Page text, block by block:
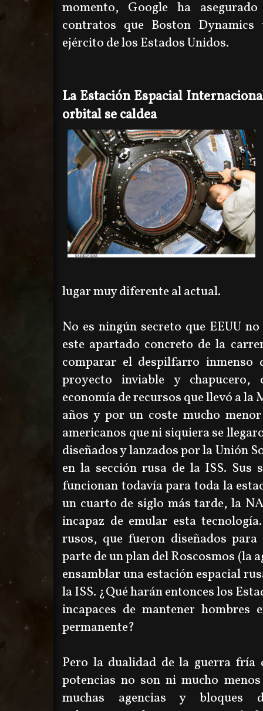
momento, Google ha
contratos que Boston
ejército de los Estados Unidos.
La Estación Espacial
orbital se caldea
lugar muy diferente al actual.
No es ningún secreto que EEUU
este apartado concreto de la
comparar el despilfarro inmenso
proyecto inviable y
economía de recursos que llevó a
años y por un coste mucho
americanos que ni siquiera se
diseñados y lanzados por la Unión
en la sección rusa de la ISS. Sus
funcionan todavía para toda la
un cuarto de siglo más tarde, la
incapaz de emular esta
rusos, que fueron diseñados
parte de un plan del Roscosmos (la
ensamblar una estación espacial
la ISS. ¿Qué harán entonces los
incapaces de mantener hombres
permanente?
Pero la dualidad de la guerra fría
potencias no son ni mucho
muchas agencias y bloques